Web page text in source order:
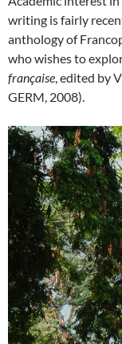
writing is fairly
anthology of
who wishes to
française, edited by
GERM, 2008).